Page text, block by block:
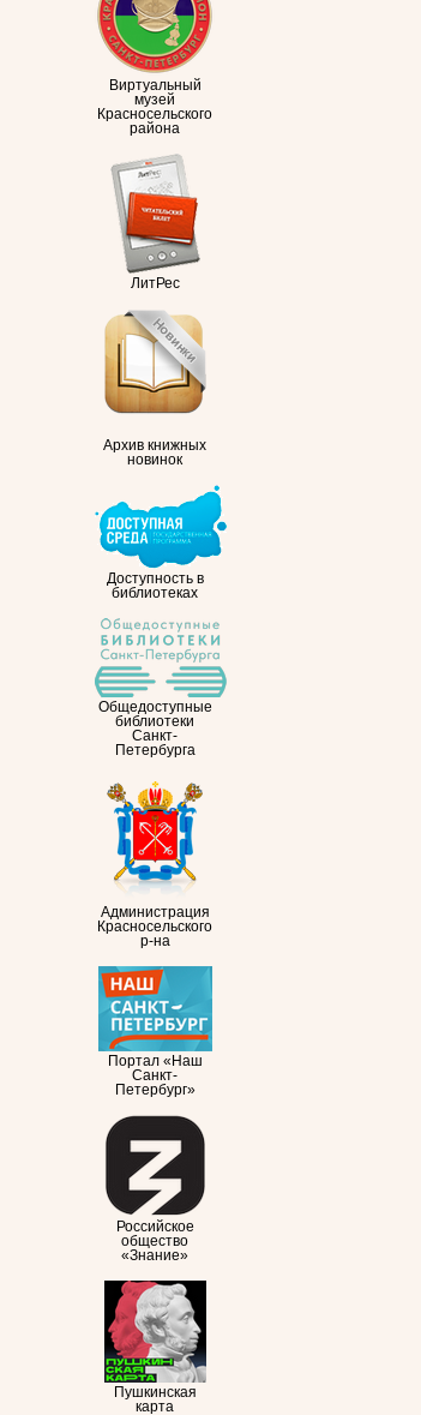
Виртуальный
музей
Красносельского
района
ЛитРес
Архив книжных
новинок
Доступность в
библиотеках
Общедоступные
библиотеки
Санкт-
Петербурга
Администрация
Красносельского
р-на
Портал «Наш
Санкт-
Петербург»
Российское
общество
«Знание»
Пушкинская
карта